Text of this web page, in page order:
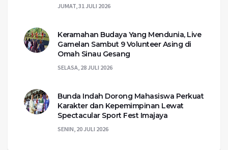
JUMAT, 31 JULI 2026
Keramahan Budaya Yang Mendunia, Live
Gamelan Sambut 9 Volunteer Asing di
Omah Sinau Gesang
SELASA, 28 JULI 2026
Bunda Indah Dorong Mahasiswa Perkuat
Karakter dan Kepemimpinan Lewat
Spectacular Sport Fest Imajaya
SENIN, 20 JULI 2026